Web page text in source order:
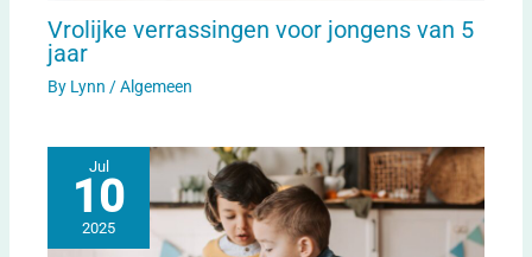
Vrolijke verrassingen voor jongens van 5
jaar
By Lynn /Algemeen
Jul
10
2025